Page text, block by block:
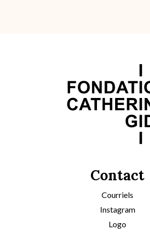
Contact
Courriels
Instagram
Logo